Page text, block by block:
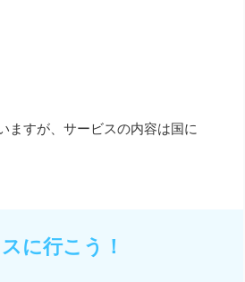
ますが、サービスの内容は国に
に行こう！